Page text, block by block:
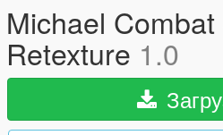
Michael
Retexture 1.0